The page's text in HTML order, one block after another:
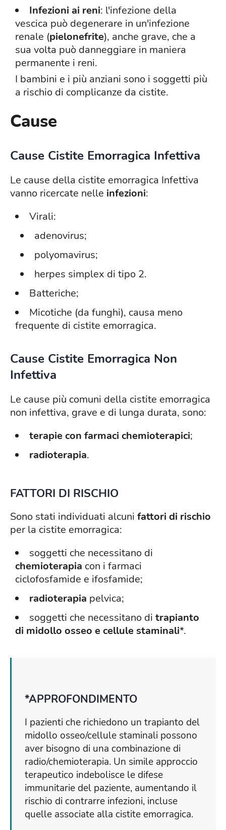
Infezioni ai reni: l'infezione della
vescica può degenerare in un'infezione
renale (pielonefrite), anche grave, che a
sua volta può danneggiare in maniera
permanente i reni.
I bambini e i più anziani sono i soggetti più
a rischio di complicanze da cistite.
Cause
Cause Cistite Emorragica Infettiva
Le cause della cistite emorragica Infettiva
vanno ricercate nelle infezioni:
Virali:
adenovirus;
polyomavirus;
herpes simplex di tipo 2.
Batteriche;
Micotiche (da funghi), causa meno
frequente di cistite emorragica.
Cause Cistite Emorragica Non
Infettiva
Le cause più comuni della cistite emorragica
non infettiva, grave e di lunga durata, sono:
terapie con farmaci chemioterapici;
radioterapia.
FATTORI DI RISCHIO
Sono stati individuati alcuni fattori di rischio
per la cistite emorragica:
soggetti che necessitano di
chemioterapia con i farmaci
ciclofosfamide e ifosfamide;
radioterapia pelvica;
soggetti che necessitano di trapianto
di midollo osseo e cellule staminali*.
*APPROFONDIMENTO
I pazienti che richiedono un trapianto del
midollo osseo/cellule staminali possono
aver bisogno di una combinazione di
radio/chemioterapia. Un simile approccio
terapeutico indebolisce le difese
immunitarie del paziente, aumentando il
rischio di contrarre infezioni, incluse
quelle associate alla cistite emorragica.